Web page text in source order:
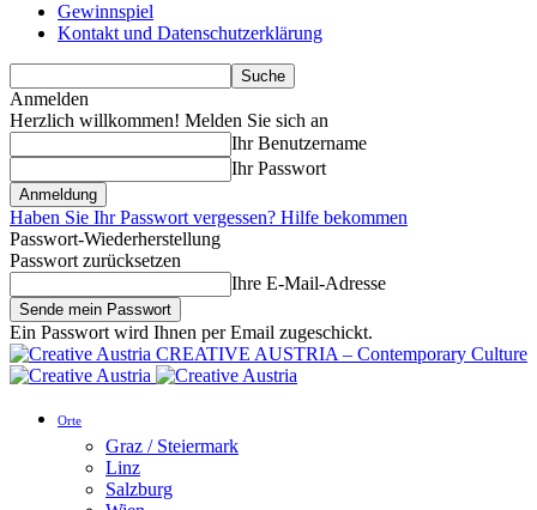
Gewinnspiel
Kontakt und Datenschutzerklärung
Anmelden
Herzlich willkommen! Melden Sie sich an
Ihr Benutzername
Ihr Passwort
Haben Sie Ihr Passwort vergessen? Hilfe bekommen
Passwort-Wiederherstellung
Passwort zurücksetzen
Ihre E-Mail-Adresse
Ein Passwort wird Ihnen per Email zugeschickt.
CREATIVE AUSTRIA – Contemporary Culture
Orte
Graz / Steiermark
Linz
Salzburg